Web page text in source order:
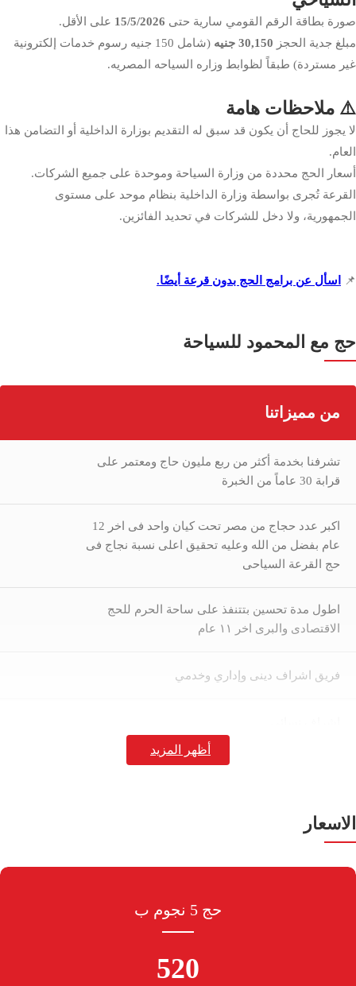
صورة بطاقة الرقم القومي سارية حتى 15/5/2026 على الأقل.
مبلغ جدية الحجز 30,150 جنيه
(شامل 150 جنيه رسوم خدمات إلكترونية
غير مستردة) طبقاً لظوابط وزاره السياحه المصريه.
⚠️ ملاحظات هامة
لا يجوز للحاج أن يكون قد سبق له التقديم بوزارة الداخلية أو التضامن هذا
العام.
أسعار الحج محددة من وزارة السياحة وموحدة على جميع الشركات.
القرعة تُجرى بواسطة وزارة الداخلية بنظام موحد على مستوى
الجمهورية، ولا دخل للشركات في تحديد الفائزين.
📌 اسأل عن برامج الحج بدون قرعة أيضًا.
حج مع المحمود للسياحة
من مميزاتنا
تشرفنا بخدمة أكثر من ربع مليون حاج ومعتمر على
قرابة 30 عاماً من الخبرة
اكبر عدد حجاج من مصر تحت كيان واحد فى اخر 12
عام بفضل من الله وعليه تحقيق اعلى نسبة نجاج فى
حج القرعة السياحى
اطول مدة تحسين بتتنفذ على ساحة الحرم للحج
الاقتصادى والبرى اخر ١١ عام
فريق اشراف دينى وإداري وخدمي
رعاية خاصة لكبار السن
التعاقد مع افضل مطوفي المملكة
الاسعار
حج 5 نجوم ب
520